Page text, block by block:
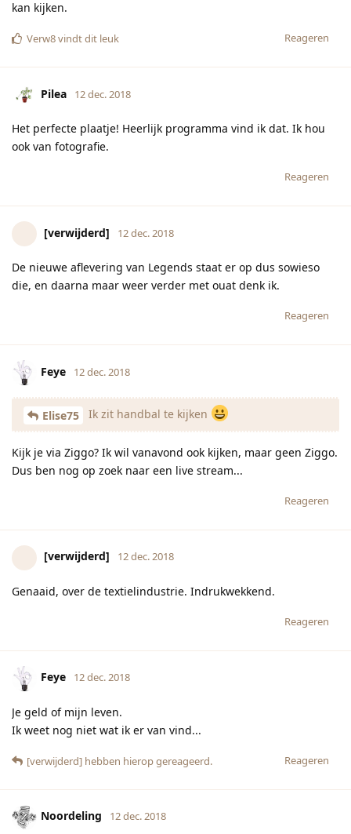
kan kijken.
Reageren
Verw8vindt dit leuk
Pilea 12 dec. 2018
Het perfecte plaatje! Heerlijk programma vind ik dat. Ik hou
ook van fotografie.
Reageren
[verwijderd] 12 dec. 2018
De nieuwe aflevering van Legends staat er op dus sowieso
die, en daarna maar weer verder met ouat denk ik.
Reageren
Feye 12 dec. 2018
Elise75 Ik zit handbal te kijken
Kijk je via Ziggo? Ik wil vanavond ook kijken, maar geen Ziggo.
Dus ben nog op zoek naar een live stream...
Reageren
[verwijderd] 12 dec. 2018
Genaaid, over de textielindustrie. Indrukwekkend.
Reageren
Feye 12 dec. 2018
Je geld of mijn leven.
Ik weet nog niet wat ik er van vind...
Reageren
[verwijderd] hebben hierop gereageerd.
Noordeling 12 dec. 2018